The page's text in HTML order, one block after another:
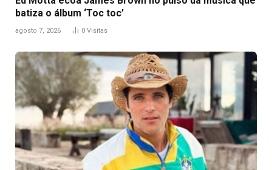
batiza o álbum ‘Toc toc’
agosto 7, 2026 0 Visitas